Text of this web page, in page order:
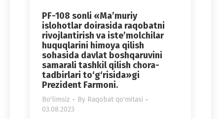
PF-108 sonli «Ma’muriy
islohotlar doirasida raqobatni
rivojlantirish va iste’molchilar
huquqlarini himoya qilish
sohasida davlat boshqaruvini
samarali tashkil qilish chora-
tadbirlari to‘g‘risida»gi
Prezident Farmoni.
Bo'limsiz By Raqobat qo'mitasi
03.08.2023